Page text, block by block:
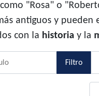
"Rosa" o
antiguos y pueden
con la historia y la
Filtro